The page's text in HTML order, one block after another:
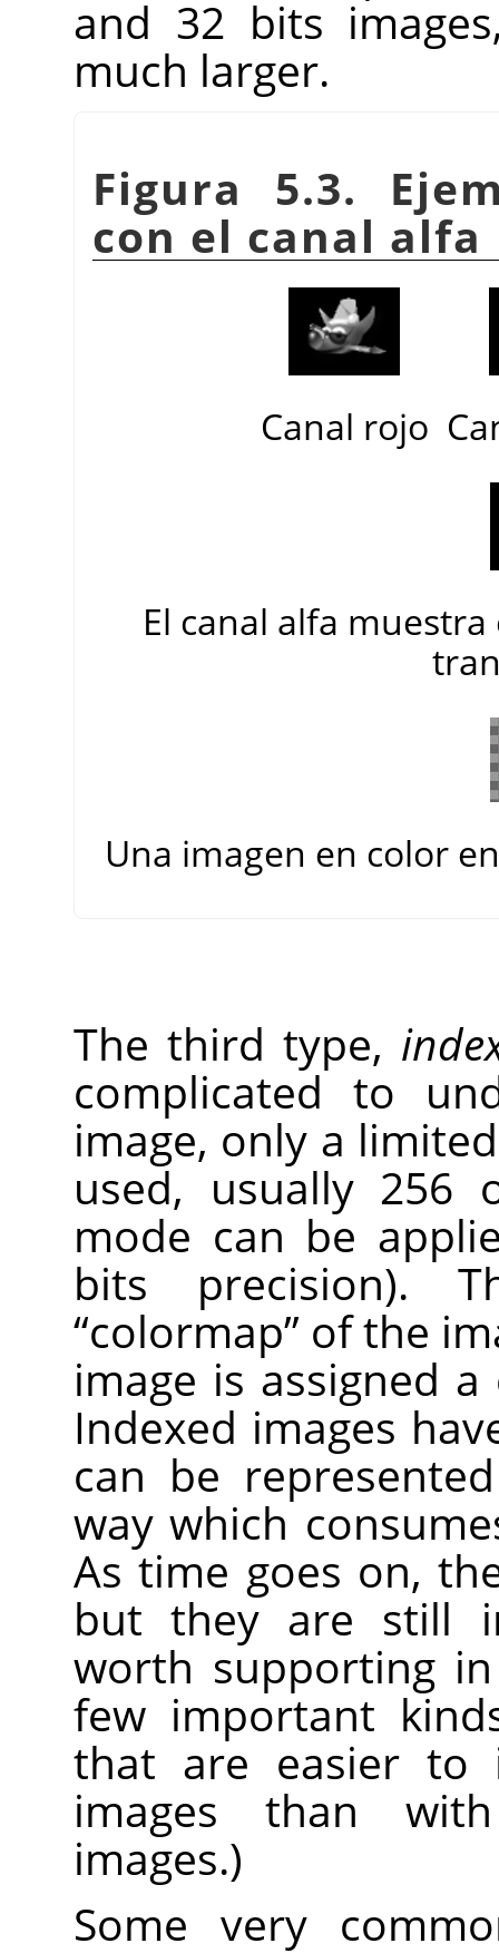
and 32 bits
much larger.
Figura 5.3.
con el canal alfa
Canal rojo
El canal alfa
Una imagen en color
The third type,
complicated to
image, only a
used, usually 256
mode can be
bits precision).
“colormap” of the
image is assigned
Indexed images
can be
way which
As time goes on,
but they are still
worth supporting
few important
that are easier to
images than
images.)
Some very